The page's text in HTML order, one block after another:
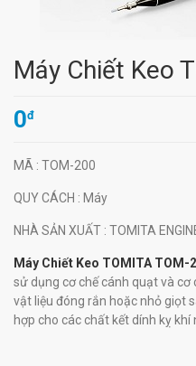
Máy Chiết Keo
0đ
MÃ : TOM-200
QUY CÁCH : Máy
NHÀ SẢN XUẤT : TOMITA
Máy Chiết Keo TOMITA TOM-
sử dụng cơ chế cánh quạt và cơ
vật liệu đóng rắn hoặc nhỏ giọt
hợp cho các chất kết dính kỵ